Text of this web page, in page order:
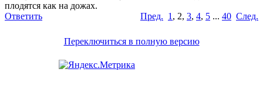
плодятся как на дожах.
Ответить
Пред. 1 , 2, 3, 4, 5 ... 40 След.
Переключиться в полную версию